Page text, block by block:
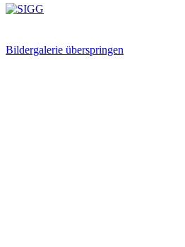
Bildergalerie überspringen